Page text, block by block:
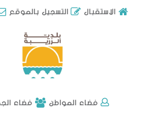
الاستقبال التسجيل بالموقع
فضاء المواطن